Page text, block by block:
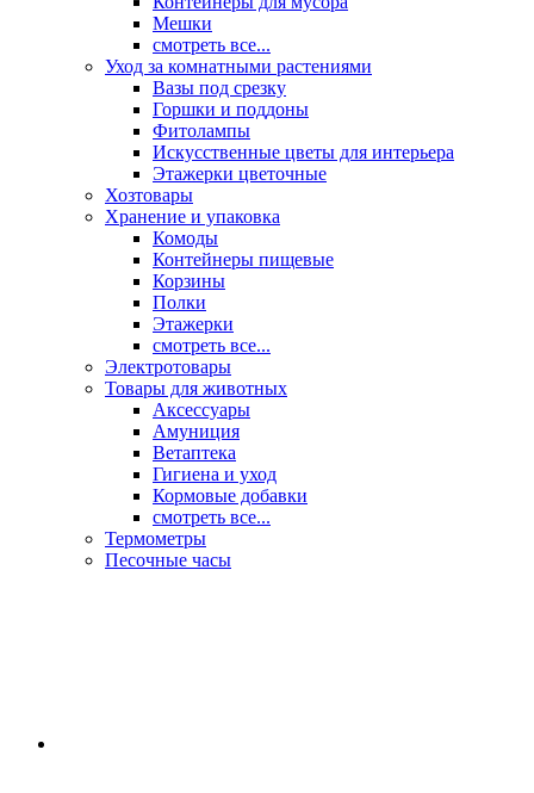
Мешки
смотреть все...
Уход за комнатными растениями
Вазы под срезку
Горшки и поддоны
Фитолампы
Искусственные цветы для интерьера
Этажерки цветочные
Хозтовары
Хранение и упаковка
Комоды
Контейнеры пищевые
Корзины
Полки
Этажерки
смотреть все...
Электротовары
Товары для животных
Аксессуары
Амуниция
Ветаптека
Гигиена и уход
Кормовые добавки
смотреть все...
Термометры
Песочные часы